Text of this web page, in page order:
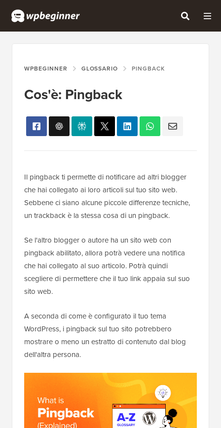
WPBEGINNER GLOSSARIO PINGBACK
Cos'è: Pingback
Il pingback ti permette di notificare ad altri blogger
che hai collegato ai loro articoli sul tuo sito web.
Sebbene ci siano alcune piccole differenze tecniche,
un trackback è la stessa cosa di un pingback.
Se l'altro blogger o autore ha un sito web con
pingback abilitato, allora potrà vedere una notifica
che hai collegato al suo articolo. Potrà quindi
scegliere di permettere che il tuo link appaia sul suo
sito web.
A seconda di come è configurato il tuo tema
WordPress, i pingback sul tuo sito potrebbero
mostrare o meno un estratto di contenuto dal blog
dell'altra persona.